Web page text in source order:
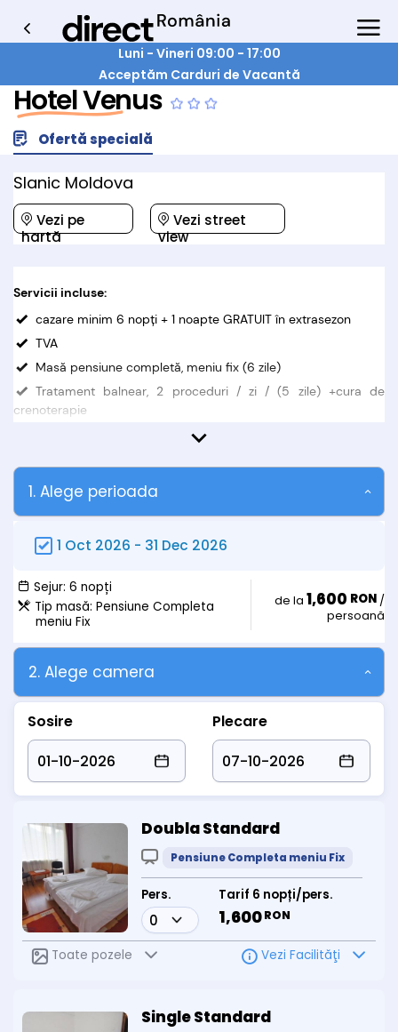
Luni - Vineri 09:00 - 17:00
Acceptăm Carduri de Vacantă
Hotel Venus
Ofertă specială
Slanic Moldova
Vezi pe
hartă
Vezi street
view
Servicii incluse:
cazare minim 6 nopţi + 1 noapte GRATUIT în extrasezon
TVA
Masă pensiune completă, meniu fix (6 zile)
Tratament balnear, 2 proceduri / zi / (5 zile) +cura de
crenoterapie
* Pentru tratament turiștii trebuie să prezinte bilet de trimitere
de la medicul de familie, card de sănătate activat și adeverință
de salariat sau cupon de pensie.
pensionarilor.
1. Alege perioada
1 Oct 2026 - 31 Dec 2026
Sejur: 6 nopți
Tip masă: Pensiune Completa
meniu Fix
de la 1,600 RON /
persoană
2. Alege camera
Sosire Plecare
Doubla Standard
Pensiune Completa meniu Fix
Pers. Tarif 6 nopți/pers.
1,600RON
Toate pozele Vezi Facilităţi
Single Standard